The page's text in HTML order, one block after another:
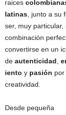
raices
latinas, junto a su
ser, muy particular,
combinación
convertirse en un
de autenticidad,
iento y pasión por
creatividad.
Desde pequeña